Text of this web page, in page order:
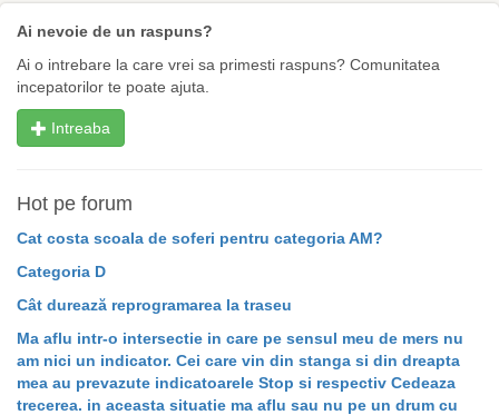
Ai nevoie de un raspuns?
Ai o intrebare la care vrei sa primesti raspuns? Comunitatea
incepatorilor te poate ajuta.
Intreaba
Hot pe forum
Cat costa scoala de soferi pentru categoria AM?
Categoria D
Cât durează reprogramarea la traseu
Ma aflu intr-o intersectie in care pe sensul meu de mers nu
am nici un indicator. Cei care vin din stanga si din dreapta
mea au prevazute indicatoarele Stop si respectiv Cedeaza
trecerea. in aceasta situatie ma aflu sau nu pe un drum cu